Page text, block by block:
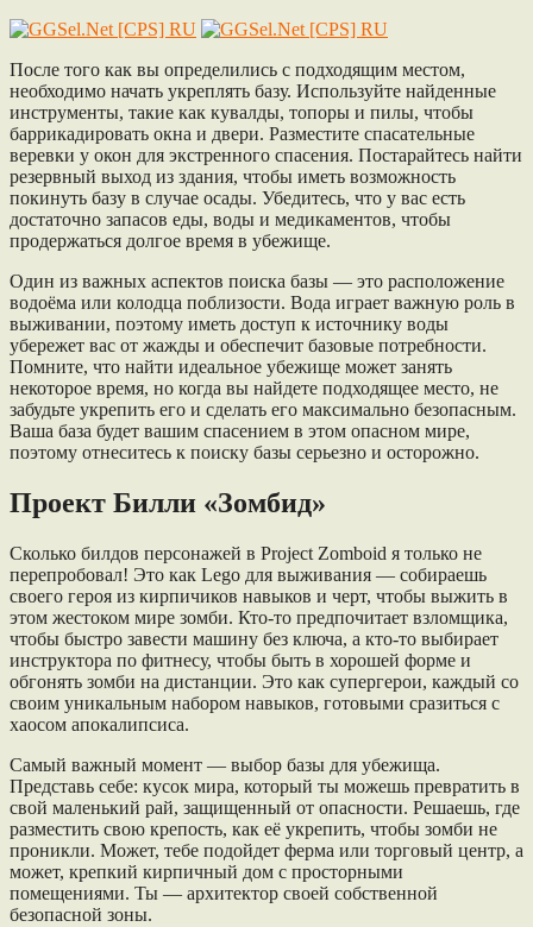
После того как вы определились с подходящим местом,
необходимо начать укреплять базу. Используйте найденные
инструменты, такие как кувалды, топоры и пилы, чтобы
баррикадировать окна и двери. Разместите спасательные
веревки у окон для экстренного спасения. Постарайтесь найти
резервный выход из здания, чтобы иметь возможность
покинуть базу в случае осады. Убедитесь, что у вас есть
достаточно запасов еды, воды и медикаментов, чтобы
продержаться долгое время в убежище.
Один из важных аспектов поиска базы — это расположение
водоёма или колодца поблизости. Вода играет важную роль в
выживании, поэтому иметь доступ к источнику воды
убережет вас от жажды и обеспечит базовые потребности.
Помните, что найти идеальное убежище может занять
некоторое время, но когда вы найдете подходящее место, не
забудьте укрепить его и сделать его максимально безопасным.
Ваша база будет вашим спасением в этом опасном мире,
поэтому отнеситесь к поиску базы серьезно и осторожно.
Проект Билли «Зомбид»
Сколько билдов персонажей в Project Zomboid я только не
перепробовал! Это как Lego для выживания — собираешь
своего героя из кирпичиков навыков и черт, чтобы выжить в
этом жестоком мире зомби. Кто-то предпочитает взломщика,
чтобы быстро завести машину без ключа, а кто-то выбирает
инструктора по фитнесу, чтобы быть в хорошей форме и
обгонять зомби на дистанции. Это как супергерои, каждый со
своим уникальным набором навыков, готовыми сразиться с
хаосом апокалипсиса.
Самый важный момент — выбор базы для убежища.
Представь себе: кусок мира, который ты можешь превратить в
свой маленький рай, защищенный от опасности. Решаешь, где
разместить свою крепость, как её укрепить, чтобы зомби не
проникли. Может, тебе подойдет ферма или торговый центр, а
может, крепкий кирпичный дом с просторными
помещениями. Ты — архитектор своей собственной
безопасной зоны.